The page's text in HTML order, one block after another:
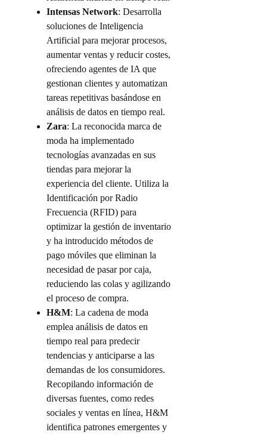
Intensas Network: Desarrolla
soluciones de Inteligencia
Artificial para mejorar procesos,
aumentar ventas y reducir costes,
ofreciendo agentes de IA que
gestionan clientes y automatizan
tareas repetitivas basándose en
análisis de datos en tiempo real.
Zara: La reconocida marca de
moda ha implementado
tecnologías avanzadas en sus
tiendas para mejorar la
experiencia del cliente. Utiliza la
Identificación por Radio
Frecuencia (RFID) para
optimizar la gestión de inventario
y ha introducido métodos de
pago móviles que eliminan la
necesidad de pasar por caja,
reduciendo las colas y agilizando
el proceso de compra.
H&M: La cadena de moda
emplea análisis de datos en
tiempo real para predecir
tendencias y anticiparse a las
demandas de los consumidores.
Recopilando información de
diversas fuentes, como redes
sociales y ventas en línea, H&M
identifica patrones emergentes y